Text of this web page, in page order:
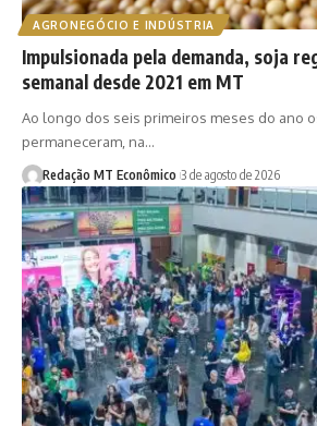
AGRONEGÓCIO E INDÚSTRIA
Impulsionada pela demanda, soja
semanal desde 2021 em MT
Ao longo dos seis primeiros meses do ano
permaneceram, na…
Redação MT Econômico 3 de agosto de 2026